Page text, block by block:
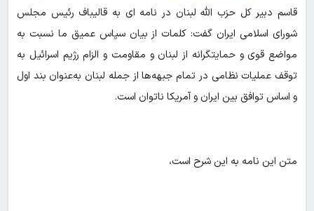
قاسم دبیر کل حزب الله لبنان در نامه ای به قالیباف رئیس مجلس
شورای اسلامی ایران گفت: کلمات از بیان سپاس عمیق ما نسبت به
مواضع قوی و حمایتگرانه از لبنان و مقاومت و الزام رژیم اسرائیل به
توقف عملیات نظامی در تمام جبهه‌ها از جمله لبنان به‌عنوان بند اول
و اساس توافق بین ایران و آمریکا ناتوان است.
متن این نامه به این شرح است،